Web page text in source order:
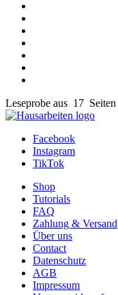
Leseprobe aus 17 Seiten
Facebook
Instagram
TikTok
Shop
Tutorials
FAQ
Zahlung & Versand
Über uns
Contact
Datenschutz
AGB
Impressum